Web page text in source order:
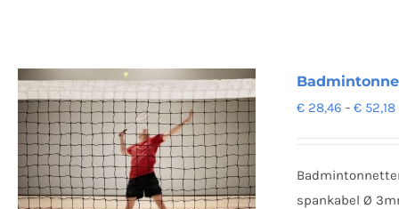
€ 28,46 - € 52,18
spankabel Ø